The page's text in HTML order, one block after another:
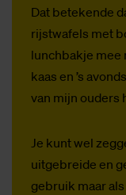
Dat betekende
rijstwafels met
lunchbakje mee
kaas en ’s
van mijn ouders
Je kunt wel
uitgebreide en
gebruik maar